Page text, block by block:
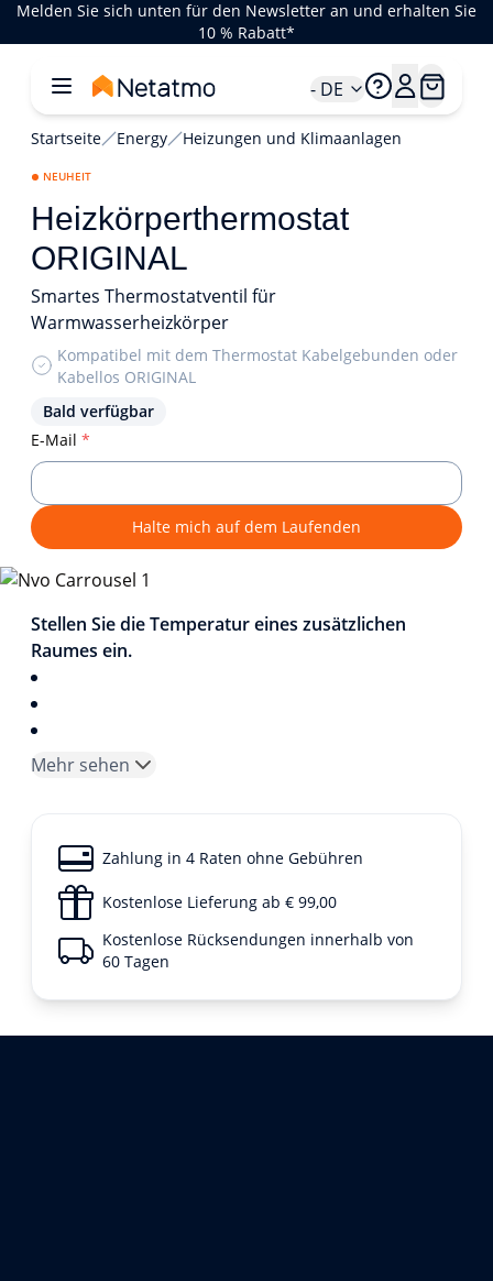
Melden Sie sich unten für den Newsletter an und erhalten Sie
10 % Rabatt*
- DE
Startseite Energy Heizungen und Klimaanlagen
NEUHEIT
Heizkörperthermostat
ORIGINAL
Smartes Thermostatventil für
Warmwasserheizkörper
Kompatibel mit dem Thermostat Kabelgebunden oder
Kabellos ORIGINAL
Bald verfügbar
E-Mail *
Halte mich auf dem Laufenden
1/4
Stellen Sie die Temperatur eines zusätzlichen
Raumes ein.
Mehr sehen
Zahlung in 4 Raten ohne Gebühren
Kostenlose Lieferung ab € 99,00
Kostenlose Rücksendungen innerhalb von
60 Tagen